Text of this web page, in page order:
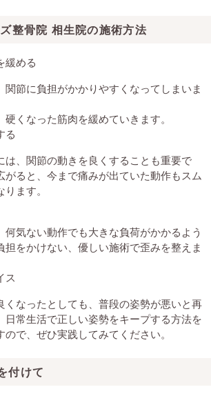
整骨院 相生院の施術方法
緩める
関節に負担がかかりやすくなってしまいま
くなった筋肉を緩めていきます。
る
は、関節の動きを良くすることも重要で
がると、今まで痛みが出ていた動作もスム
ます。
気ない動作でも大きな負荷がかかるよう
担をかけない、優しい施術で歪みを整えま
ス
くなったとしても、普段の姿勢が悪いと再
日常生活で正しい姿勢をキープする方法を
で、ぜひ実践してみてください。
付けて